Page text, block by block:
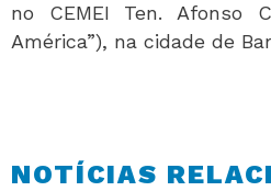
no CEMEI Ten. Afonso
América”), na cidade de
NOTÍCIAS